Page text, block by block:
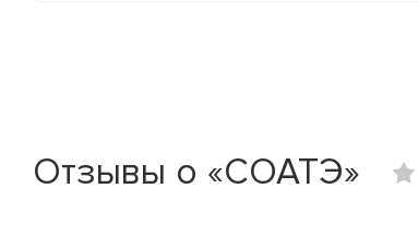
Отзывы о «СОАТЭ»